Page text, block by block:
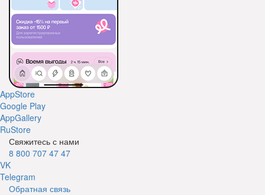
AppStore
Google Play
AppGallery
RuStore
Свяжитесь с нами
8 800 707 47 47
VK
Telegram
Обратная связь